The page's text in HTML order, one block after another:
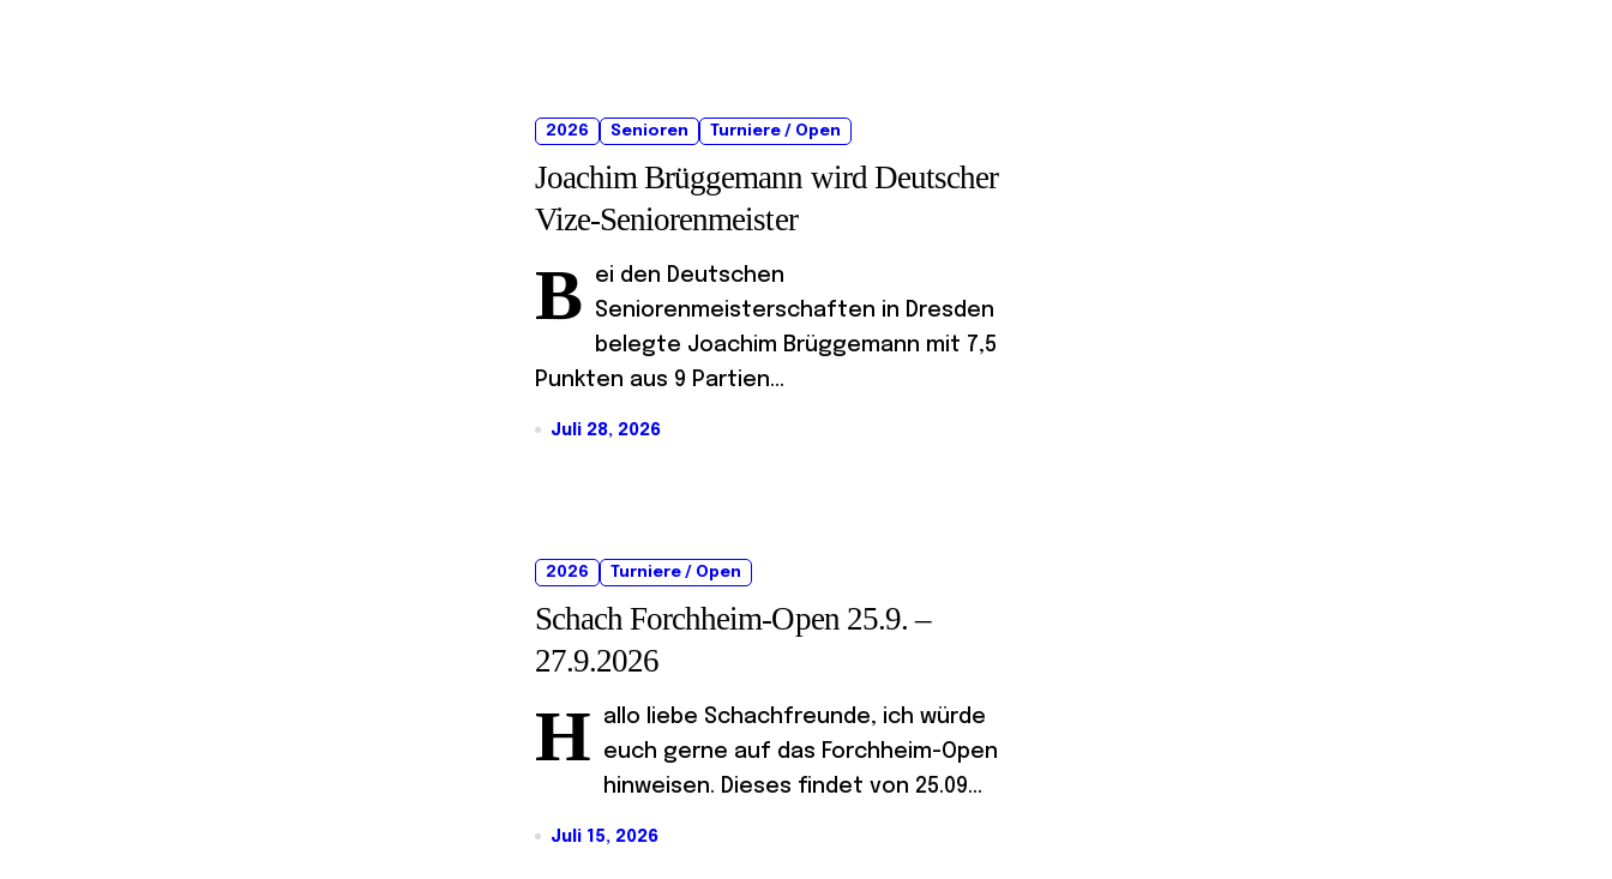
2026 Senioren Turniere / Open
Joachim Brüggemann wird Deutscher
Vize-Seniorenmeister
B
ei den Deutschen
Seniorenmeisterschaften in Dresden
belegte Joachim Brüggemann mit 7,5
Punkten aus 9 Partien...
Juli 28, 2026
2026 Turniere / Open
Schach Forchheim-Open 25.9. –
27.9.2026
H
allo liebe Schachfreunde, ich würde
euch gerne auf das Forchheim-Open
hinweisen. Dieses findet von 25.09...
Juli 15, 2026